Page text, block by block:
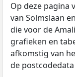
Op deze pagina
van Solmslaan
die voor de
grafieken en
afkomstig van
de